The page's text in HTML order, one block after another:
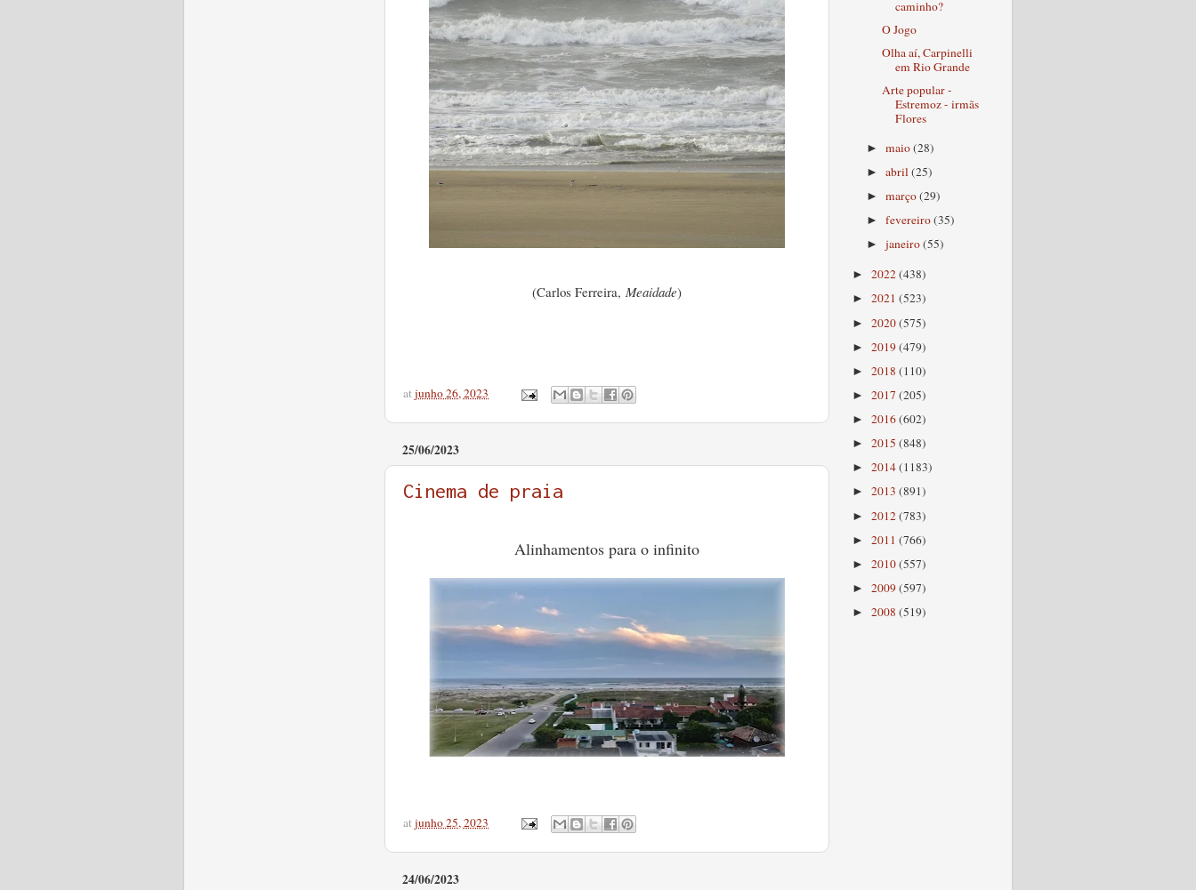
(Carlos Ferreira, Meaidade)
atjunho 26, 2023
25/06/2023
Cinema de praia
Alinhamentos para o infinito
atjunho 25, 2023
24/06/2023
caminho?
O Jogo
Olha aí, Carpinelli
em Rio Grande
Arte popular -
Estremoz - irmãs
Flores
►maio(28)
►abril(25)
►março(29)
►fevereiro(35)
►janeiro(55)
► 2022(438)
► 2021 (523)
► 2020(575)
► 2019(479)
► 2018 (110)
► 2017 (205)
► 2016(602)
► 2015 (848)
► 2014(1183)
► 2013 (891)
► 2012(783)
► 2011 (766)
► 2010(557)
► 2009(597)
► 2008 (519)